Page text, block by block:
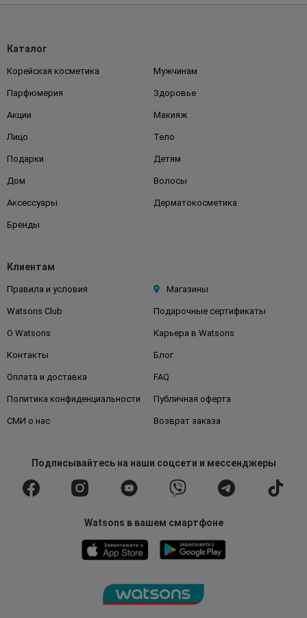
Каталог
Корейская косметика Мужчинам
Парфюмерия Здоровье
Акции Макияж
Лицо Тело
Подарки Детям
Дом Волосы
Аксессуары Дерматокосметика
Бренды
Клиентам
Правила и условия Магазины
Watsons Club Подарочные сертификаты
О Watsons Карьера в Watsons
Контакты Блог
Оплата и доставка FAQ
Политика конфиденциальности Публичная оферта
СМИ о нас Возврат заказа
Подписывайтесьна наши соцсети и мессенджеры
Watsons в вашем смартфоне